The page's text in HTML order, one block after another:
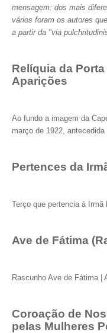
mensagem: dos mais
vários foram os autores
a partir da "via
Relíquia da
Aparições
Ao fundo a imagem da
março de 1922,
Pertences da
Terço que pertencia à Irmã
Ave de Fátima
Rascunho Ave de Fátima |
Coroação de
pelas Mulheres